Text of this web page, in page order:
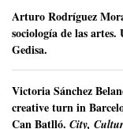
Arturo Rodríguez
sociología de las
Gedisa.
Victoria Sánchez
creative turn in
Can Batlló. City,